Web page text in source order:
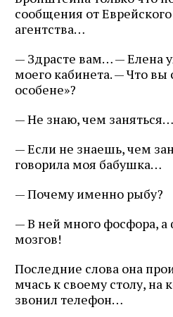
сообщения от
агентства…
— Здрасте вам… — Елена
моего кабинета. — Что вы
особене»?
— Не знаю, чем заняться…
— Если не знаешь, чем
говорила моя бабушка…
— Почему именно рыбу?
— В ней много фосфора, а
мозгов!
Последние слова она
мчась к своему столу, на
звонил телефон…